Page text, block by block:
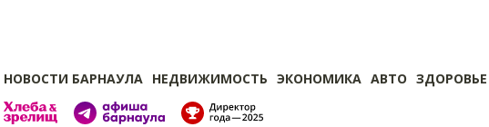
НОВОСТИ БАРНАУЛА НЕДВИЖИМОСТЬ ЭКОНОМИКА АВТО ЗДОРОВЬЕ